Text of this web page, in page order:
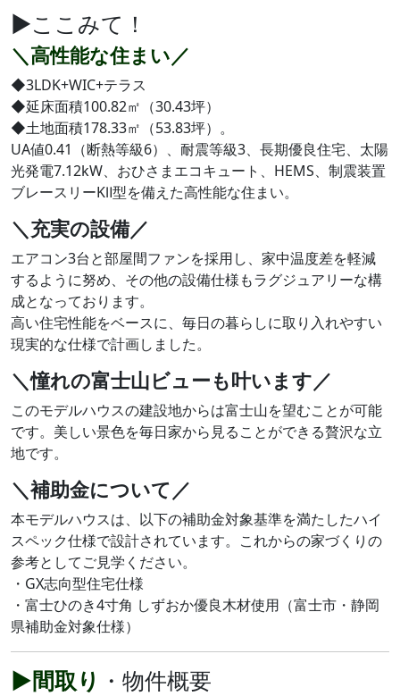
▶ここみて！
＼高性能な住まい／
◆3LDK+WIC+テラス
◆延床面積100.82㎡（30.43坪）
◆土地面積178.33㎡（53.83坪）。
UA値0.41（断熱等級6）、耐震等級3、長期優良住宅、太陽
光発電7.12kW、おひさまエコキュート、HEMS、制震装置
ブレースリーKⅡ型を備えた高性能な住まい。
＼充実の設備／
エアコン3台と部屋間ファンを採用し、家中温度差を軽減
するように努め、その他の設備仕様もラグジュアリーな構
成となっております。
高い住宅性能をベースに、毎日の暮らしに取り入れやすい
現実的な仕様で計画しました。
＼憧れの富士山ビューも叶います／
このモデルハウスの建設地からは富士山を望むことが可能
です。美しい景色を毎日家から見ることができる贅沢な立
地です。
＼補助金について／
本モデルハウスは、以下の補助金対象基準を満たしたハイ
スペック仕様で設計されています。これからの家づくりの
参考としてご見学ください。
・GX志向型住宅仕様
・富士ひのき4寸角 しずおか優良木材使用（富士市・静岡
県補助金対象仕様）
▶間取り ・物件概要